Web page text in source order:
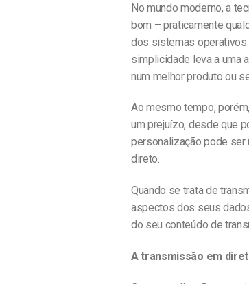
No mundo moderno, a
bom – praticamente
dos sistemas
simplicidade leva a uma
num melhor produto ou
Ao mesmo tempo,
um prejuízo, desde que
personalização pode ser
direto.
Quando se trata de
aspectos dos seus
do seu conteúdo de
A transmissão em